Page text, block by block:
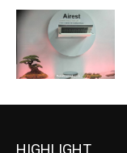
HIGHLIGHT